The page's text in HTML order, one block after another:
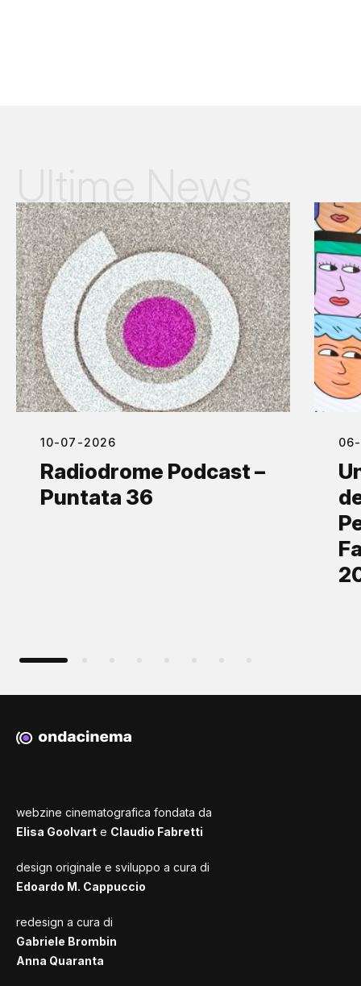
10-07-2026
Radiodrome Podcast –
Puntata 36
webzine cinematografica fondata da
Elisa Goolvart e Claudio Fabretti
design originale e sviluppo a cura di
Edoardo M. Cappuccio
redesign a cura di
Gabriele Brombin
Anna Quaranta